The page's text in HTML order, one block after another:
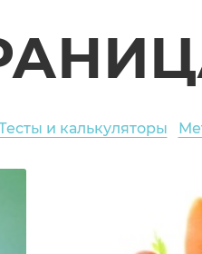
и калькуляторы